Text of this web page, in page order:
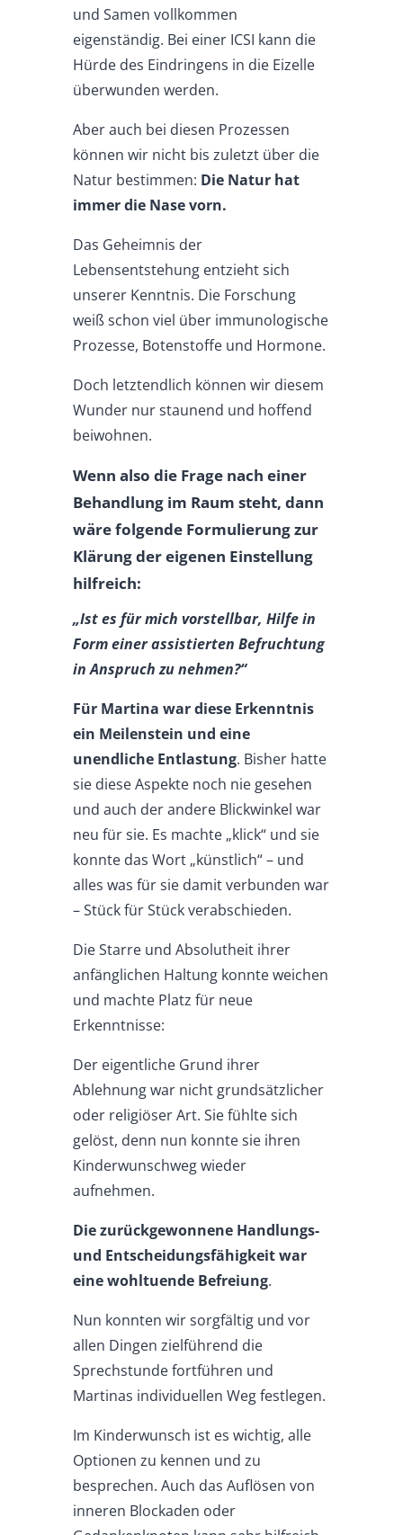
und Samen vollkommen
eigenständig. Bei einer ICSI kann die
Hürde des Eindringens in die Eizelle
überwunden werden.
Aber auch bei diesen Prozessen
können wir nicht bis zuletzt über die
Natur bestimmen: Die Natur hat
immer die Nase vorn.
Das Geheimnis der
Lebensentstehung entzieht sich
unserer Kenntnis. Die Forschung
weiß schon viel über immunologische
Prozesse, Botenstoffe und Hormone.
Doch letztendlich können wir diesem
Wunder nur staunend und hoffend
beiwohnen.
Wenn also die Frage nach einer
Behandlung im Raum steht, dann
wäre folgende Formulierung zur
Klärung der eigenen Einstellung
hilfreich:
„Ist es für mich vorstellbar, Hilfe in
Form einer assistierten Befruchtung
in Anspruch zu nehmen?“
Für Martina war diese Erkenntnis
ein Meilenstein und eine
unendliche Entlastung. Bisher hatte
sie diese Aspekte noch nie gesehen
und auch der andere Blickwinkel war
neu für sie. Es machte „klick“ und sie
konnte das Wort „künstlich“ – und
alles was für sie damit verbunden war
– Stück für Stück verabschieden.
Die Starre und Absolutheit ihrer
anfänglichen Haltung konnte weichen
und machte Platz für neue
Erkenntnisse:
Der eigentliche Grund ihrer
Ablehnung war nicht grundsätzlicher
oder religiöser Art. Sie fühlte sich
gelöst, denn nun konnte sie ihren
Kinderwunschweg wieder
aufnehmen.
Die zurückgewonnene Handlungs-
und Entscheidungsfähigkeit war
eine wohltuende Befreiung.
Nun konnten wir sorgfältig und vor
allen Dingen zielführend die
Sprechstunde fortführen und
Martinas individuellen Weg festlegen.
Im Kinderwunsch ist es wichtig, alle
Optionen zu kennen und zu
besprechen. Auch das Auflösen von
inneren Blockaden oder